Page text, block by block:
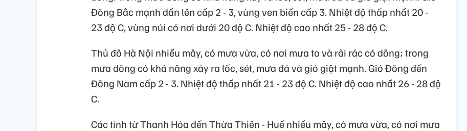
Đông Bắc mạnh dần lên cấp 2 - 3, vùng ven biển cấp 3. Nhiệt độ thấp nhất 20 -
23 độ C, vùng núi có nơi dưới 20 độ C. Nhiệt độ cao nhất 25 - 28 độ C.
Thủ đô Hà Nội nhiều mây, có mưa vừa, có nơi mưa to và rải rác có dông; trong
mưa dông có khả năng xảy ra lốc, sét, mưa đá và gió giật mạnh. Gió Đông đến
Đông Nam cấp 2 - 3. Nhiệt độ thấp nhất 21 - 23 độ C. Nhiệt độ cao nhất 26 - 28 độ
C.
Các tỉnh từ Thanh Hóa đến Thừa Thiên - Huế nhiều mây, có mưa vừa, có nơi mưa